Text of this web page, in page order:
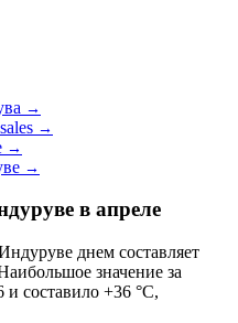
→
→
→
→
в апреле
днем составляет
значение за
составило +36 °C,